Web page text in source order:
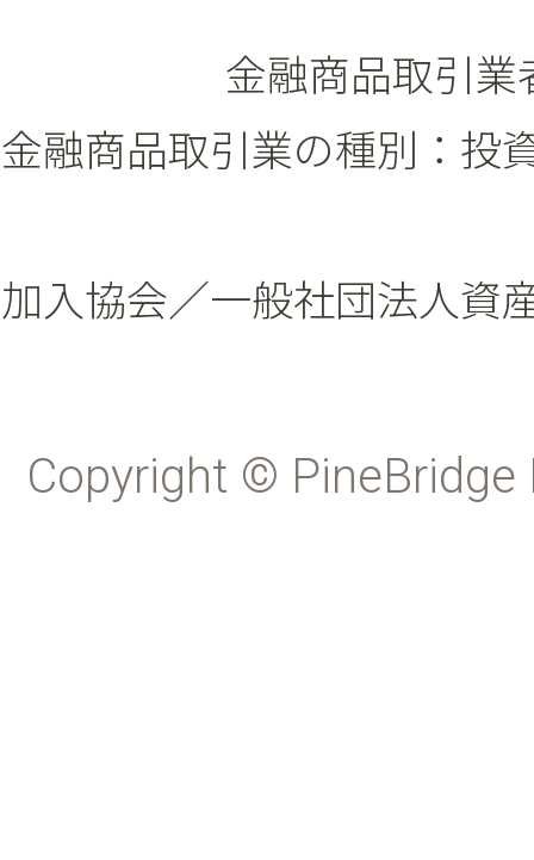
金融商品取引
金融商品取引業の種別：投
加入協会／一般社団法人資
Copyright ©